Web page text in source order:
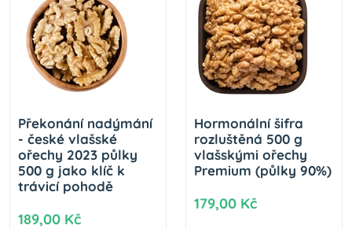
Překonání nadýmání
- české vlašské
ořechy 2023 půlky
500 g jako klíč k
trávicí pohodě
189,00 Kč
Hormonální šifra
rozluštěná 500 g
vlašskými ořechy
Premium (půlky 90%)
179,00 Kč